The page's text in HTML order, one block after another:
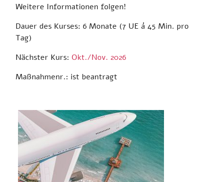
Weitere Informationen folgen!
Dauer des Kurses: 6 Monate (7 UE á 45 Min. pro
Tag)
Nächster Kurs: Okt./Nov. 2026
Maßnahmenr.: ist beantragt